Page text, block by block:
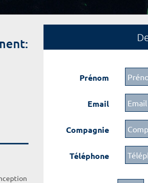
Prénom
Email
Compagnie
Téléphone